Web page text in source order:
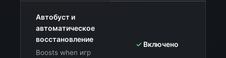
Автобуст и
автоматическое
восстановление
Boosts when игр
✓Включено